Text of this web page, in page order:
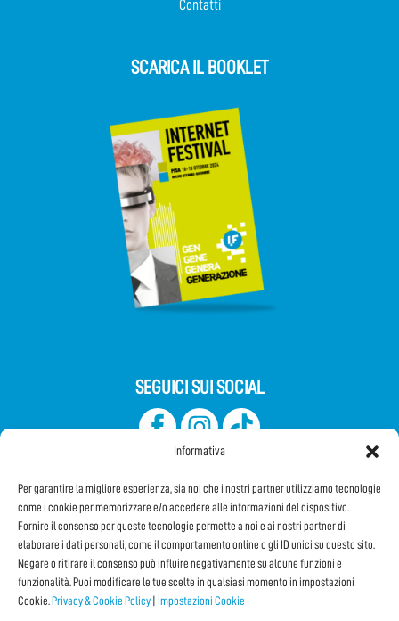
Informativa
Per garantire la migliore esperienza, sia noi che i nostri partner utilizziamo tecnologie
come i cookie per memorizzare e/o accedere alle informazioni del dispositivo.
Fornire il consenso per queste tecnologie permette a noi e ai nostri partner di
elaborare i dati personali, come il comportamento online o gli ID unici su questo sito.
Negare o ritirare il consenso può influire negativamente su alcune funzioni e
funzionalità. Puoi modificare le tue scelte in qualsiasi momento in impostazioni
Cookie. Privacy & Cookie Policy Impostazioni Cookie
Contatti
SCARICA IL BOOKLET
SEGUICI SUI SOCIAL
Iscriviti alla Newsletter
CONDIVIDI QUESTA PAGINA!